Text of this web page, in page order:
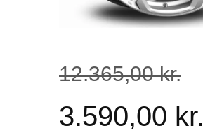
12.365,00 kr.
3.590,00 kr.